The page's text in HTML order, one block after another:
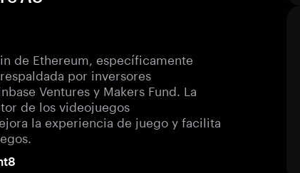
de Ethereum, específicamente
por inversores
Ventures y Makers Fund. La
de los videojuegos
la experiencia de juego y facilita